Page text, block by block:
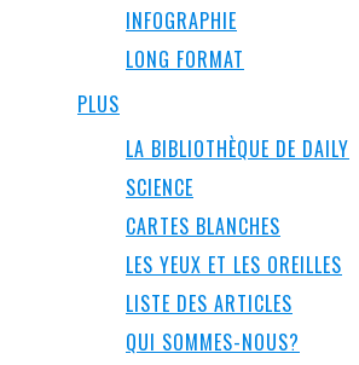
INFOGRAPHIE
LONG FORMAT
PLUS
LA BIBLIOTHÈQUE DE DAILY
SCIENCE
CARTES BLANCHES
LES YEUX ET LES OREILLES
LISTE DES ARTICLES
QUI SOMMES-NOUS?